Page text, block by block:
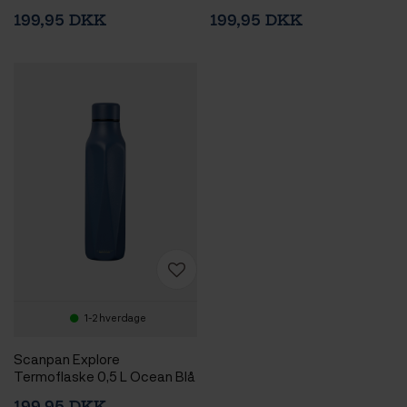
199,95 DKK
199,95 DKK
1-2 hverdage
Scanpan Explore
Termoflaske 0,5 L Ocean Blå